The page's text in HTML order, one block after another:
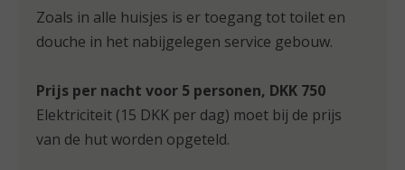
Zoals in alle huisjes is er toegang tot toilet en
douche in het nabijgelegen service gebouw.
Prijs per nacht voor 5 personen, DKK 750
Elektriciteit (15 DKK per dag) moet bij de prijs
van de hut worden opgeteld.